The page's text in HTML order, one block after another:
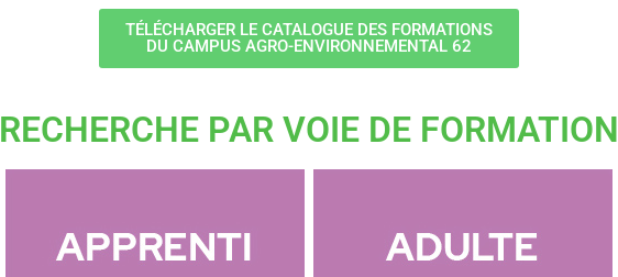
TÉLÉCHARGER LE CATALOGUE DES FORMATIONS
DU CAMPUS AGRO-ENVIRONNEMENTAL 62
RECHERCHE PAR VOIE DE FORMATION